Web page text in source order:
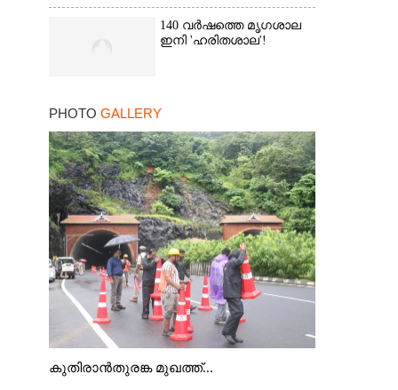
140 വർഷത്തെ മൃഗശാല
ഇനി 'ഹരിതശാല'!
PHOTO GALLERY
കുതിരാൻതുരങ്ക മുഖത്ത്...